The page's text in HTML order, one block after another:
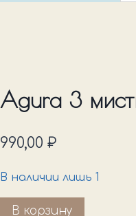
Agura 3
990,00 ₽
В наличии лишь 1
Количество
В корзину